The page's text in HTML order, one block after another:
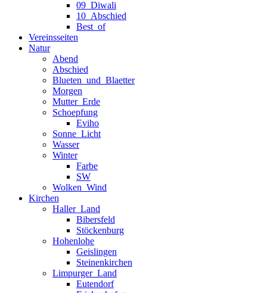
09_Diwali
10_Abschied
Best_of
Vereinsseiten
Natur
Abend
Abschied
Blueten_und_Blaetter
Morgen
Mutter_Erde
Schoepfung
Eviho
Sonne_Licht
Wasser
Winter
Farbe
SW
Wolken_Wind
Kirchen
Haller_Land
Bibersfeld
Stöckenburg
Hohenlohe
Geislingen
Steinenkirchen
Limpurger_Land
Eutendorf